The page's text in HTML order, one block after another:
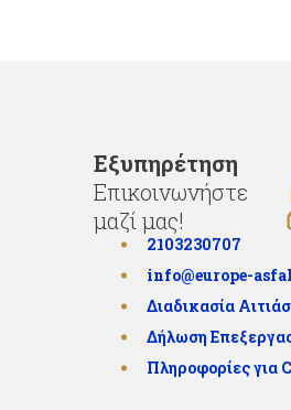
Εξυπηρέτηση
Επικοινωνήστε
μαζί μας!
2103230707
info@europe-
Διαδικασία
Δήλωση
Πληροφορίες για